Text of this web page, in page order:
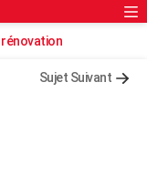
Rechercher
Sujet Suivant